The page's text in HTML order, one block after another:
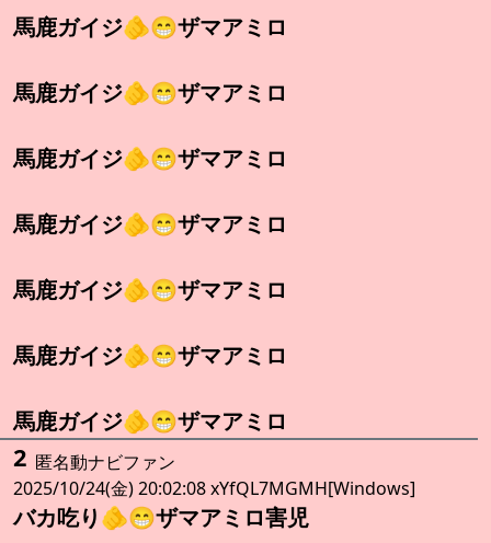
馬鹿ガイジ🫵😁ザマアミロ
馬鹿ガイジ🫵😁ザマアミロ
馬鹿ガイジ🫵😁ザマアミロ
馬鹿ガイジ🫵😁ザマアミロ
馬鹿ガイジ🫵😁ザマアミロ
馬鹿ガイジ🫵😁ザマアミロ
馬鹿ガイジ🫵😁ザマアミロ
2 匿名動ナビファン
2025/10/24(金) 20:02:08 xYfQL7MGMH[Windows]
バカ吃り🫵😁ザマアミロ害児